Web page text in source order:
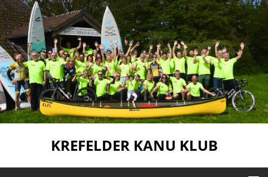
KREFELDER KANU KLUB